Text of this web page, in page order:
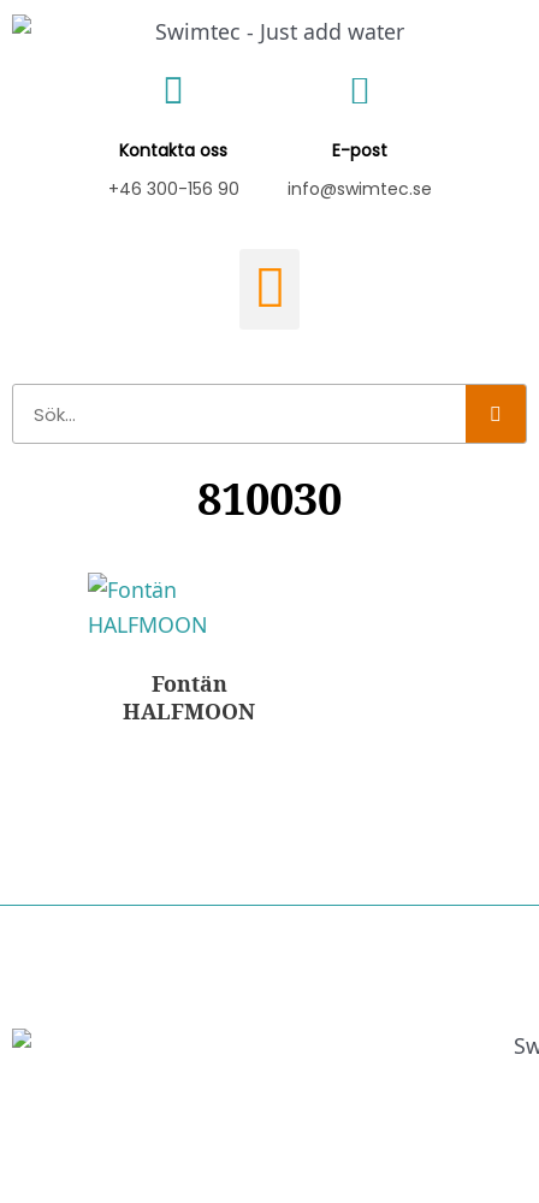
Hoppa
Kontakta oss
+46 300-156 90
E-post
info@swimtec.se
810030
Fontän
HALFMOON